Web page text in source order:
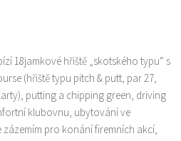
18jamkové hřiště „skotského typu“ s
(hřiště typu pitch & putt, par 27,
putting a chipping green, driving
klubovnu, ubytování ve
zázemím pro konání firemních akcí,